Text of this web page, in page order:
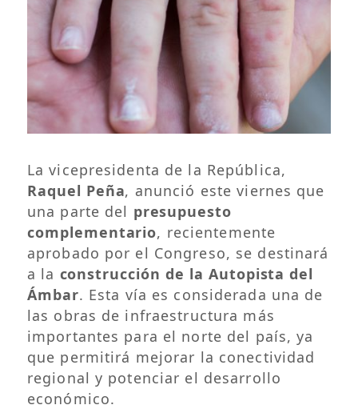
La vicepresidenta de la República,
Raquel Peña, anunció este viernes que
una parte del presupuesto
complementario, recientemente
aprobado por el Congreso, se destinará
a la construcción de la Autopista del
Ámbar. Esta vía es considerada una de
las obras de infraestructura más
importantes para el norte del país, ya
que permitirá mejorar la conectividad
regional y potenciar el desarrollo
económico.